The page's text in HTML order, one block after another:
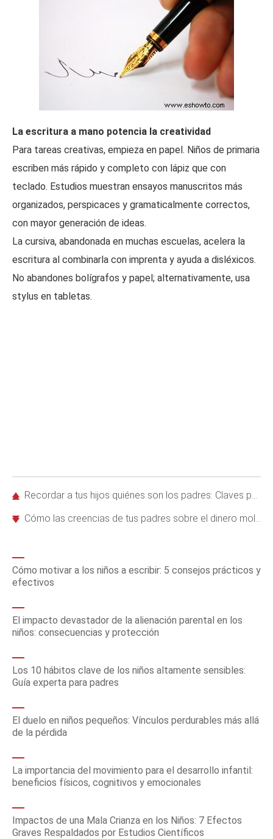
La escritura a mano potencia la creatividad
Para tareas creativas, empieza en papel. Niños de primaria
escriben más rápido y completo con lápiz que con
teclado. Estudios muestran ensayos manuscritos más
organizados, perspicaces y gramaticalmente correctos,
con mayor generación de ideas.
La cursiva, abandonada en muchas escuelas, acelera la
escritura al combinarla con imprenta y ayuda a disléxicos.
No abandones bolígrafos y papel; alternativamente, usa
stylus en tabletas.
Recordar a tus hijos quiénes son los padres: Claves para una crianza autoritaria y efectiva
Cómo las creencias de tus padres sobre el dinero moldean tus hábitos financieros
Cómo motivar a los niños a escribir: 5 consejos prácticos y
efectivos
El impacto devastador de la alienación parental en los
niños: consecuencias y protección
Los 10 hábitos clave de los niños altamente sensibles:
Guía experta para padres
El duelo en niños pequeños: Vínculos perdurables más allá
de la pérdida
La importancia del movimiento para el desarrollo infantil:
beneficios físicos, cognitivos y emocionales
Impactos de una Mala Crianza en los Niños: 7 Efectos
Graves Respaldados por Estudios Científicos